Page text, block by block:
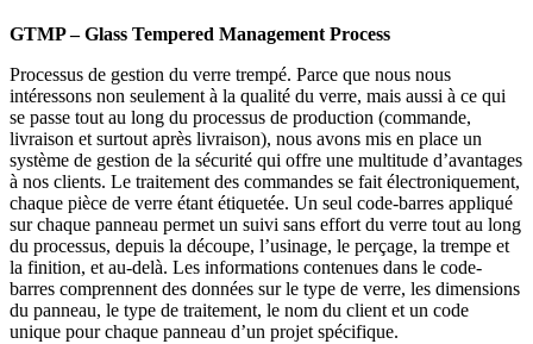
GTMP – Glass Tempered Management Process
Processus de gestion du verre trempé. Parce que nous nous
intéressons non seulement à la qualité du verre, mais aussi à ce qui
se passe tout au long du processus de production (commande,
livraison et surtout après livraison), nous avons mis en place un
système de gestion de la sécurité qui offre une multitude d’avantages
à nos clients. Le traitement des commandes se fait électroniquement,
chaque pièce de verre étant étiquetée. Un seul code-barres appliqué
sur chaque panneau permet un suivi sans effort du verre tout au long
du processus, depuis la découpe, l’usinage, le perçage, la trempe et
la finition, et au-delà. Les informations contenues dans le code-
barres comprennent des données sur le type de verre, les dimensions
du panneau, le type de traitement, le nom du client et un code
unique pour chaque panneau d’un projet spécifique.